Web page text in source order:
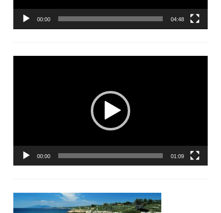
00:00 04:48
00:00 01:09